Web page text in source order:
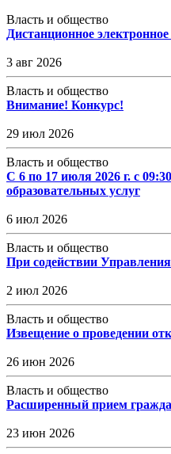
Власть и общество
Дистанционное
3 авг 2026
Власть и общество
Внимание! Конкурс!
29 июл 2026
Власть и общество
С 6 по 17 июля 2026 г. с
образовательных услуг
6 июл 2026
Власть и общество
При содействии
2 июл 2026
Власть и общество
Извещение о проведении
26 июн 2026
Власть и общество
Расширенный прием
23 июн 2026